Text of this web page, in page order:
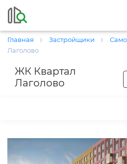
Главная Застройщики
Лаголово
ЖК Квартал
Лаголово